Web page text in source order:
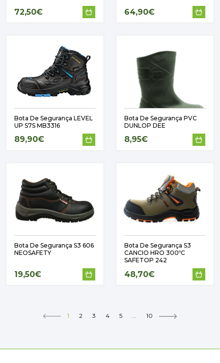
72,50€ 64,90€
Bota De Segurança LEVEL
UP S7S MB3316
89,90€
Bota De Segurança PVC
DUNLOP DEE
8,95€
Bota De Segurança S3 606
NEOSAFETY
19,50€
Bota De Segurança S3
CANCIO HRO 300ºC
SAFETOP 242
48,70€
1 2 3 4 5 ... 10